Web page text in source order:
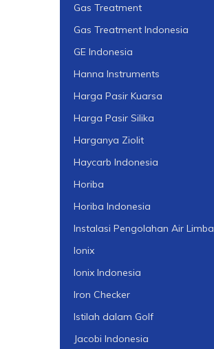
Gas Treatment
Gas Treatment Indonesia
GE Indonesia
Hanna Instruments
Harga Pasir Kuarsa
Harga Pasir Silika
Harganya Ziolit
Haycarb Indonesia
Horiba
Horiba Indonesia
Instalasi Pengolahan Air
Ionix
Ionix Indonesia
Iron Checker
Istilah dalam Golf
Jacobi Indonesia